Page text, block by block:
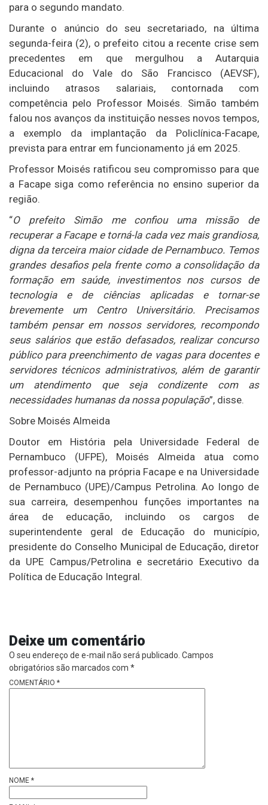
para o segundo mandato.
Durante o anúncio do seu secretariado, na última
segunda-feira (2), o prefeito citou a recente crise sem
precedentes em que mergulhou a Autarquia
Educacional do Vale do São Francisco (AEVSF),
incluindo atrasos salariais, contornada com
competência pelo Professor Moisés. Simão também
falou nos avanços da instituição nesses novos tempos,
a exemplo da implantação da Policlínica-Facape,
prevista para entrar em funcionamento já em 2025.
Professor Moisés ratificou seu compromisso para que
a Facape siga como referência no ensino superior da
região.
“O prefeito Simão me confiou uma missão de
recuperar a Facape e torná-la cada vez mais grandiosa,
digna da terceira maior cidade de Pernambuco. Temos
grandes desafios pela frente como a consolidação da
formação em saúde, investimentos nos cursos de
tecnologia e de ciências aplicadas e tornar-se
brevemente um Centro Universitário. Precisamos
também pensar em nossos servidores, recompondo
seus salários que estão defasados, realizar concurso
público para preenchimento de vagas para docentes e
servidores técnicos administrativos, além de garantir
um atendimento que seja condizente com as
necessidades humanas da nossa população”, disse.
Sobre Moisés Almeida
Doutor em História pela Universidade Federal de
Pernambuco (UFPE), Moisés Almeida atua como
professor-adjunto na própria Facape e na Universidade
de Pernambuco (UPE)/Campus Petrolina. Ao longo de
sua carreira, desempenhou funções importantes na
área de educação, incluindo os cargos de
superintendente geral de Educação do município,
presidente do Conselho Municipal de Educação, diretor
da UPE Campus/Petrolina e secretário Executivo da
Política de Educação Integral.
Deixe um comentário
O seu endereço de e-mail não será publicado. Campos
obrigatórios são marcados com *
COMENTÁRIO *
NOME *